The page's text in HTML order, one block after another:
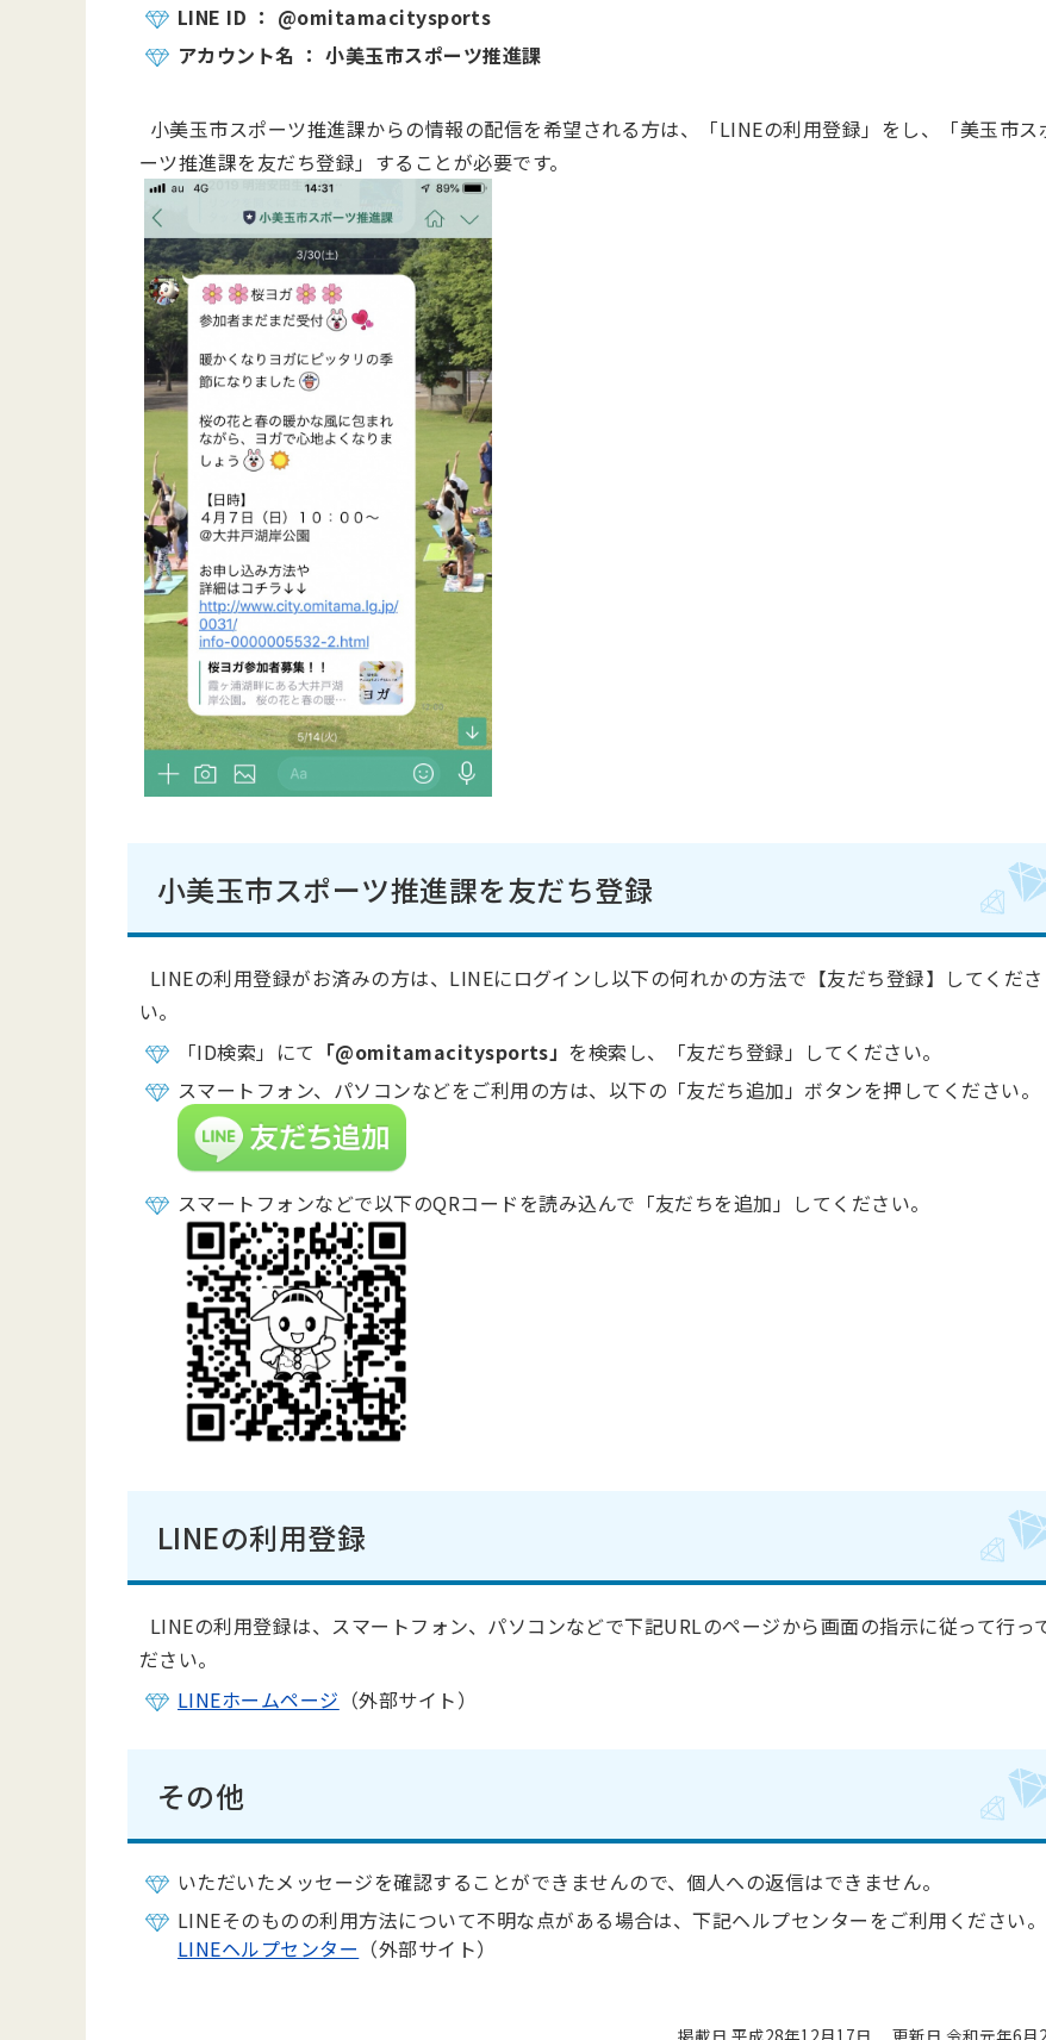
LINE ID ： @omitamacitysports
アカウント名 ： 小美玉市スポーツ推進課
小美玉市スポーツ推進課からの情報の配信を希望される方は、「LINEの利用登録」をし、「美玉市ス
ーツ推進課を友だち登録」することが必要です。
小美玉市スポーツ推進課を友だち登録
LINEの利用登録がお済みの方は、LINEにログインし以下の何れかの方法で【友だち登録】してくださ
い。
「ID検索」にて 「@omitamacitysports」 を検索し、「友だち登録」してください。
スマートフォン、パソコンなどをご利用の方は、以下の「友だち追加」ボタンを押してください。
スマートフォンなどで以下のQRコードを読み込んで「友だちを追加」してください。
LINEの利用登録
LINEの利用登録は、スマートフォン、パソコンなどで下記URLのページから画面の指示に従って行っ
ださい。
LINEホームページ （外部サイト）
その他
いただいたメッセージを確認することができませんので、個人への返信はできません。
LINEそのものの利用方法について不明な点がある場合は、下記ヘルプセンターをご利用ください。
LINEヘルプセンター （外部サイト）
掲載日 平成28年12月17日 更新日 令和元年6月